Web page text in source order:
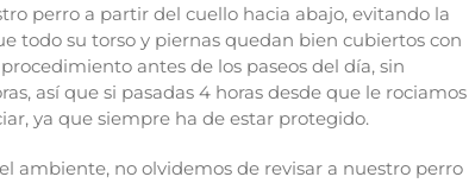
perro a partir del cuello hacia abajo, evitando la
todo su torso y piernas quedan bien cubiertos con
antes de los paseos del día, sin
así que si pasadas 4 horas desde que le rociamos
ya que siempre ha de estar protegido.
ambiente, no olvidemos de revisar a nuestro perro